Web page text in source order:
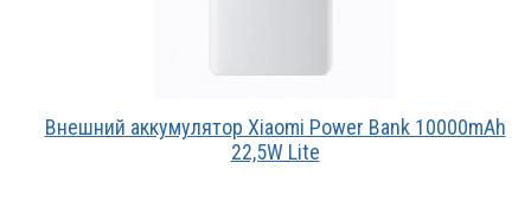
Внешний аккумулятор Xiaomi Power Bank 10000mAh
22,5W Lite